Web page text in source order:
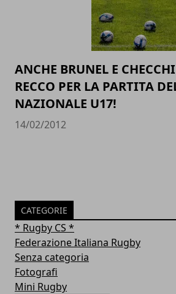
ANCHE BRUNEL E
RECCO PER LA PARTITA
NAZIONALE U17!
14/02/2012
CATEGORIE
* Rugby CS *
Federazione Italiana Rugby
Senza categoria
Fotografi
Mini Rugby